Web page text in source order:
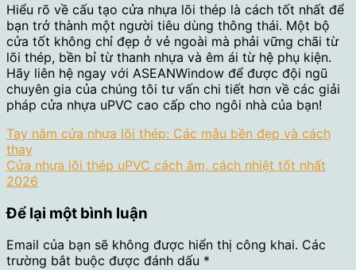
Hiểu rõ về cấu tạo cửa nhựa lõi thép là cách tốt nhất để
bạn trở thành một người tiêu dùng thông thái. Một bộ
cửa tốt không chỉ đẹp ở vẻ ngoài mà phải vững chãi từ
lõi thép, bền bỉ từ thanh nhựa và êm ái từ hệ phụ kiện.
Hãy liên hệ ngay với ASEANWindow để được đội ngũ
chuyên gia của chúng tôi tư vấn chi tiết hơn về các giải
pháp cửa nhựa uPVC cao cấp cho ngôi nhà của bạn!
Tay nắm cửa nhựa lõi thép: Các mẫu bền đẹp và cách
thay
Cửa nhựa lõi thép uPVC cách âm, cách nhiệt tốt nhất
2026
Để lại một bình luận
Email của bạn sẽ không được hiển thị công khai. Các
trường bắt buộc được đánh dấu *